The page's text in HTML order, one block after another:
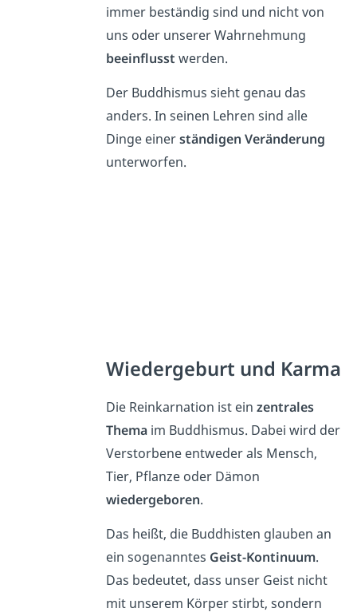
immer beständig sind und nicht von
uns oder unserer Wahrnehmung
beeinflusst werden.
Der Buddhismus sieht genau das
anders. In seinen Lehren sind alle
Dinge einerständigen Veränderung
unterworfen.
Wiedergeburt und Karma
Die Reinkarnation ist ein zentrales
Themaim Buddhismus. Dabei wird der
Verstorbene entweder als Mensch,
Tier, Pflanze oder Dämon
wiedergeboren.
Das heißt, die Buddhisten glauben an
ein sogenanntes Geist-Kontinuum.
Das bedeutet, dass unser Geist nicht
mit unserem Körper stirbt, sondern